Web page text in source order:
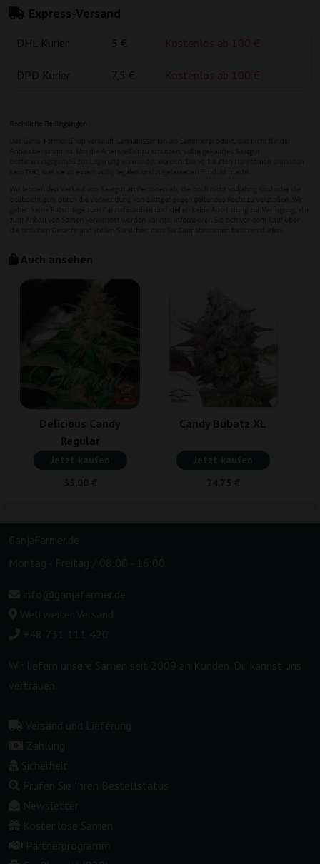
Express-Versand
DHL Kurier 5 € Kostenlos ab 100 €
DPD Kurier 7,5 € Kostenlos ab 100 €
Auch ansehen
Delicious Candy
Regular
Jetzt kaufen
33,00 €
Candy Bubatz XL
Jetzt kaufen
24,75 €
GanjaFarmer.de
Montag - Freitag / 08:00 - 16:00
info@ganjafarmer.de
Weltweiter Versand
+48 731 111 420
Wir liefern unsere Samen seit 2009 an Kunden. Du kannst uns
vertrauen.
Versand und Lieferung
Zahlung
Sicherheit
Prüfen Sie Ihren Bestellstatus
Newsletter
Kostenlose Samen
Partnerprogramm